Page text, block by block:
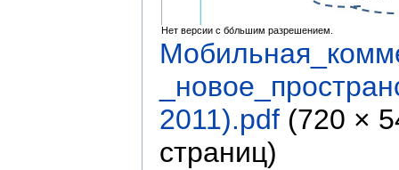
Нет версии с бо́льшим разрешением.
2011).pdf (720 ×
страниц)